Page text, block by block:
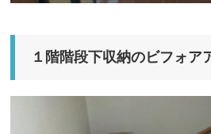
１階階段下収納のビフォア